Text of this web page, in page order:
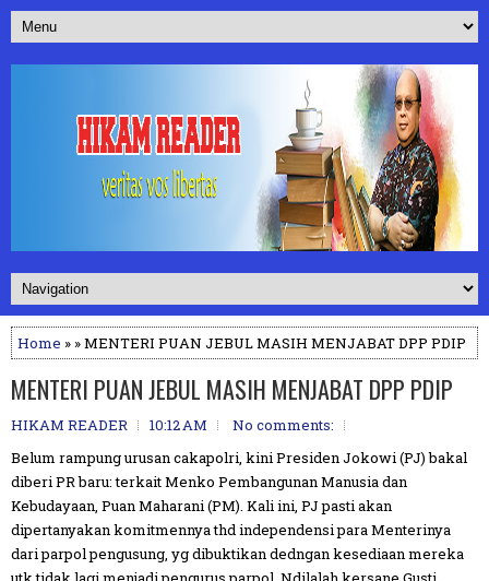
Home » » MENTERI PUAN JEBUL MASIH MENJABAT DPP PDIP
MENTERI PUAN JEBUL MASIH MENJABAT DPP PDIP
HIKAM READER 10:12 AM
No comments:
Belum rampung urusan cakapolri, kini Presiden Jokowi (PJ) bakal
diberi PR baru: terkait Menko Pembangunan Manusia dan
Kebudayaan, Puan Maharani (PM). Kali ini, PJ pasti akan
dipertanyakan komitmennya thd independensi para Menterinya
dari parpol pengusung, yg dibuktikan dedngan kesediaan mereka